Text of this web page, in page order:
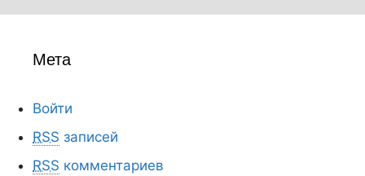
Мета
Войти
RSS записей
RSS комментариев